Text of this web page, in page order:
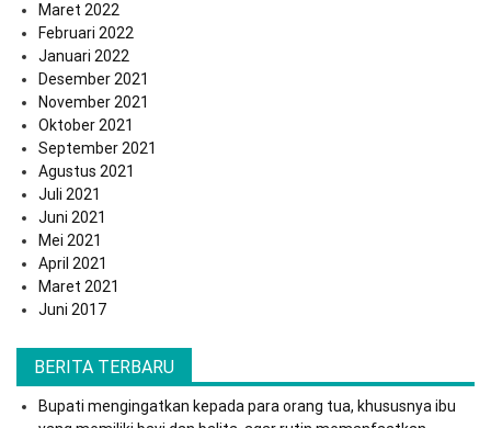
Maret 2022
Februari 2022
Januari 2022
Desember 2021
November 2021
Oktober 2021
September 2021
Agustus 2021
Juli 2021
Juni 2021
Mei 2021
April 2021
Maret 2021
Juni 2017
BERITA TERBARU
Bupati mengingatkan kepada para orang tua, khususnya ibu